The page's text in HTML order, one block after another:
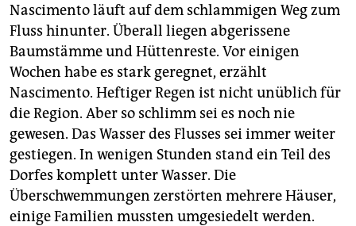
Nascimento läuft auf dem schlammigen Weg zum
Fluss hinunter. Überall liegen abgerissene
Baumstämme und Hüttenreste. Vor einigen
Wochen habe es stark geregnet, erzählt
Nascimento. Heftiger Regen ist nicht unüblich für
die Region. Aber so schlimm sei es noch nie
gewesen. Das Wasser des Flusses sei immer weiter
gestiegen. In wenigen Stunden stand ein Teil des
Dorfes komplett unter Wasser. Die
Überschwemmungen zerstörten mehrere Häuser,
einige Familien mussten umgesiedelt werden.